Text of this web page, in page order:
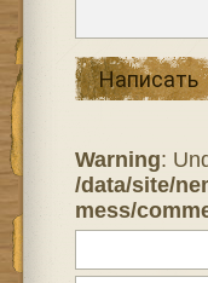
Написать
Warning:
/data/site/
mess/